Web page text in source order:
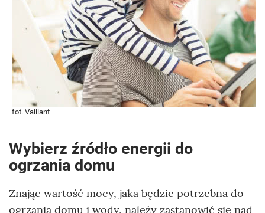
fot. Vaillant
Wybierz źródło energii do
ogrzania domu
Znając wartość mocy, jaka będzie potrzebna do
ogrzania domu i wody, należy zastanowić się nad